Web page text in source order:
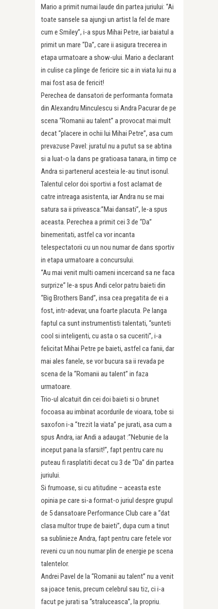
Mario a primit numai laude din partea juriului: “Ai
toate sansele sa ajungi un artist la fel de mare
cum e Smiley”, i-a spus Mihai Petre, iar baiatul a
primit un mare “Da”, care ii asigura trecerea in
etapa urmatoare a show-ului. Mario a declarant
in culise ca plinge de fericire sic a in viata lui nu a
mai fost asa de fericit!
Perechea de dansatori de performanta formata
din Alexandru Minculescu si Andra Pacurar de pe
scena “Romanii au talent” a provocat mai mult
decat “placere in ochii lui Mihai Petre”, asa cum
prevazuse Pavel: juratul nu a putut sa se abtina
si a luat-o la dans pe gratioasa tanara, in timp ce
Andra si partenerul acesteia le-au tinut isonul.
Talentul celor doi sportivi a fost aclamat de
catre intreaga asistenta, iar Andra nu se mai
satura sa ii priveasca:”Mai dansati”, le-a spus
aceasta. Perechea a primit cei 3 de “Da”
binemeritati, astfel ca vor incanta
telespectatorii cu un nou numar de dans sportiv
in etapa urmatoare a concursului.
“Au mai venit multi oameni incercand sa ne faca
surprize” le-a spus Andi celor patru baieti din
“Big Brothers Band”, insa cea pregatita de ei a
fost, intr-adevar, una foarte placuta. Pe langa
faptul ca sunt instrumentisti talentati, “sunteti
cool si inteligenti, cu asta o sa cuceriti”, i-a
felicitat Mihai Petre pe baieti, astfel ca fanii, dar
mai ales fanele, se vor bucura sa ii revada pe
scena de la “Romanii au talent” in faza
urmatoare.
Trio-ul alcatuit din cei doi baieti si o brunet
focoasa au imbinat acordurile de vioara, tobe si
saxofon i-a “trezit la viata” pe jurati, asa cum a
spus Andra, iar Andi a adaugat :”Nebunie de la
inceput pana la sfarsit!”, fapt pentru care nu
puteau fi rasplatiti decat cu 3 de “Da” din partea
juriului.
Si frumoase, si cu atitudine – aceasta este
opinia pe care si-a format-o juriul despre grupul
de 5 dansatoare Performance Club care a “dat
clasa multor trupe de baieti”, dupa cum a tinut
sa sublinieze Andra, fapt pentru care fetele vor
reveni cu un nou numar plin de energie pe scena
talentelor.
Andrei Pavel de la “Romanii au talent” nu a venit
sa joace tenis, precum celebrul sau tiz, ci i-a
facut pe jurati sa “straluceasca”, la propriu.